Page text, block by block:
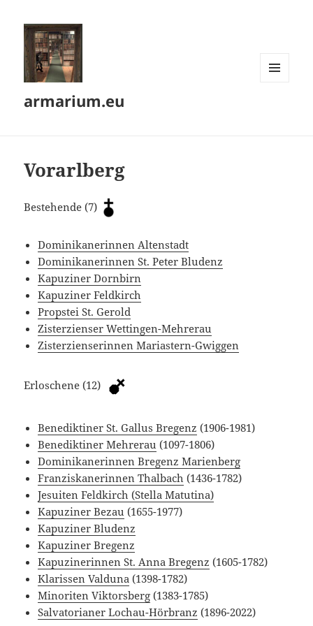
armarium.eu
Vorarlberg
Bestehende (7)
Dominikanerinnen Altenstadt
Dominikanerinnen St. Peter Bludenz
Kapuziner Dornbirn
Kapuziner Feldkirch
Propstei St. Gerold
Zisterzienser Wettingen-Mehrerau
Zisterzienserinnen Mariastern-Gwiggen
Erloschene (12)
Benediktiner St. Gallus Bregenz (1906-1981)
Benediktiner Mehrerau (1097-1806)
Dominikanerinnen Bregenz Marienberg
Franziskanerinnen Thalbach (1436-1782)
Jesuiten Feldkirch (Stella Matutina)
Kapuziner Bezau (1655-1977)
Kapuziner Bludenz
Kapuziner Bregenz
Kapuzinerinnen St. Anna Bregenz (1605-1782)
Klarissen Valduna (1398-1782)
Minoriten Viktorsberg (1383-1785)
Salvatorianer Lochau-Hörbranz (1896-2022)